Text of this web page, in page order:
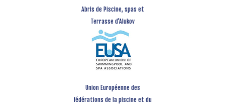
Abris de Piscine, spas et
Terrasse d’Alukov
Union Européenne des
fédérations de la piscine et du